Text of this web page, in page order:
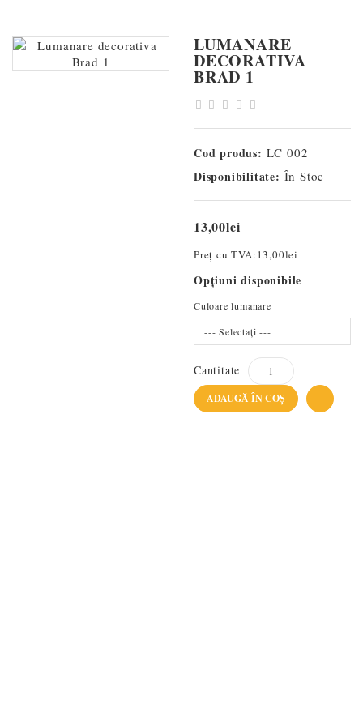
LUMANARE
DECORATIVA
BRAD 1
Cod produs: LC 002
Disponibilitate: În Stoc
13,00lei
Preț cu TVA:13,00lei
Opţiuni disponibile
Culoare lumanare
--- Selectaţi ---
Cantitate
ADAUGĂ ÎN COŞ